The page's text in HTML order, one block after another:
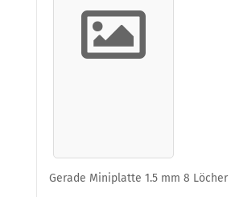
Gerade Miniplatte 1.5 mm 8 Löcher